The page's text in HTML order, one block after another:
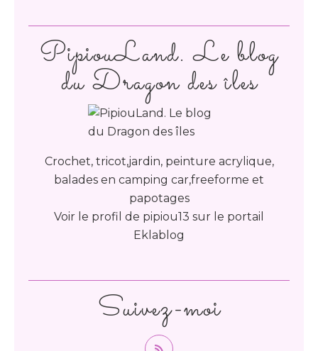
PipiouLand. Le blog
du Dragon des îles
Crochet, tricot,jardin, peinture acrylique,
balades en camping car,freeforme et
papotages
Voir le profil de pipiou13 sur le portail
Eklablog
Suivez-moi